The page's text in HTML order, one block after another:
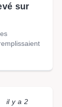
sur
il y a 2